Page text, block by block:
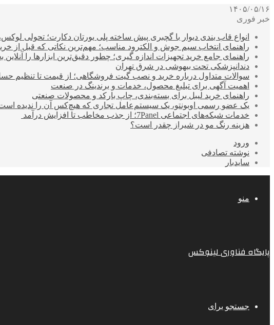
۱۴۰۵/۰۵/۱۶
خبر فوری
انواع قاب بندی دیوار با گچبری پیش ساخته پلی یورتان دکارت؛ تحولی
راهنمای انتخاب سیم جوش و الکترود مناسب؛ مهم‌ترین نکاتی که قبل از خرید
راهنمای جامع خرید تجهیزات اندازه گیری؛ چطور دقیق‌ترین ابزارها را آنلاین
دندانپزشکی تحت بیهوشی در شرق تهران
سوالات متداول درباره خرید و نصب گیت فروشگاهی؛ از قیمت تا تنظیم
اهمیت آگهی برای تبلیغ محصول، خدمات و برندینگ در صنعت
راهنمای خرید لیبل برای بسته‌بندی، چاپ بارکد و محصولات صنعتی
یک عضو رسمی اوبونتو، یک سیستم‌عامل تجاری که هیچ‌کس آن را ندیده
خدمات شبکه‌های اجتماعی 7Panel؛ از جذب مخاطب تا افزایش درآمد
هزینه رنگ مو در شیراز چقدر است؟
ورود
نوشته تصادفی
سایدبار
منو
پایگاه فناوری لینوکس
جستجو برای